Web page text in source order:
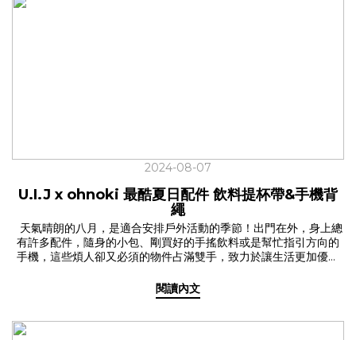
2024-08-07
U.I.J x ohnoki 最酷夏日配件 飲料提杯帶&手機背
繩
天氣晴朗的八月，是適合安排戶外活動的季節！出門在外，身上總
有許多配件，隨身的小包、剛買好的手搖飲料或是幫忙指引方向的
手機，這些煩人卻又必須的物件占滿雙手，致力於讓生活更加優雅
我們再次與品牌朋友ohnoki 合作，升級了人氣定番「飲料提杯帶
2.0」還推出了生活好幫手「手機背繩」！ 這個夏天，讓 U.I.J x
帶 2.0✓ 新色出擊，找到你的命定色系從經典3色，展開到讓人選擇
閱讀內文